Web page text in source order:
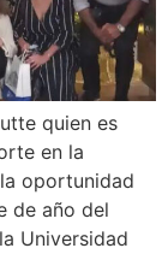
quien es
en la
oportunidad
de año del
Universidad